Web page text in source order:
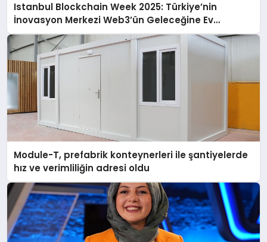
Istanbul Blockchain Week 2025: Türkiye’nin
İnovasyon Merkezi Web3’ün Geleceğine Ev
Sahipliği Yapacak
Module-T, prefabrik konteynerleri ile şantiyelerde
hız ve verimliliğin adresi oldu